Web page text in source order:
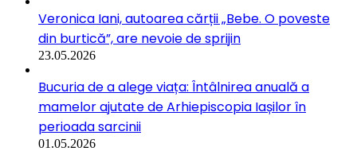
Veronica Iani, autoarea cărții „Bebe. O poveste
din burtică”, are nevoie de sprijin
23.05.2026
Bucuria de a alege viața: Întâlnirea anuală a
mamelor ajutate de Arhiepiscopia Iașilor în
perioada sarcinii
01.05.2026